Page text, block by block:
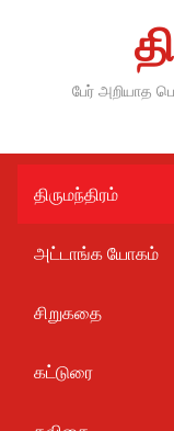
பேர் அறியாத
திருமந்திரம்
அட்டாங்க யோகம்
சிறுகதை
கட்டுரை